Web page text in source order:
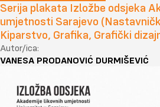
Serija plakata Izložbe odsjeka
umjetnosti Sarajevo
Kiparstvo, Grafika, Grafički
Autor/ica:
VANESA PRODANOVIĆ DURMIŠEVIĆ